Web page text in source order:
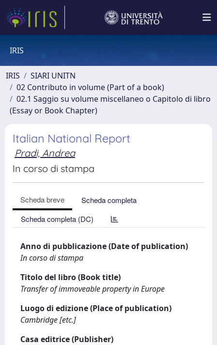
IRIS
IRIS
SIARI UNITN
02 Contributo in volume (Part of a book)
02.1 Saggio su volume miscellaneo o Capitolo di libro
(Essay or Book Chapter)
Italian National Report
Pradi, Andrea
In corso di stampa
Scheda breve
Scheda completa
Scheda completa (DC)
Anno di pubblicazione (Date of publication)
In corso di stampa
Titolo del libro (Book title)
Transfer of immoveable property in Europe
Luogo di edizione (Place of publication)
Cambridge [etc.]
Casa editrice (Publisher)